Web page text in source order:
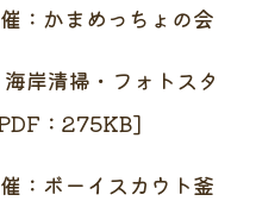
っちょの会
海岸清掃・フォトスタ
：275KB]
スカウト釜